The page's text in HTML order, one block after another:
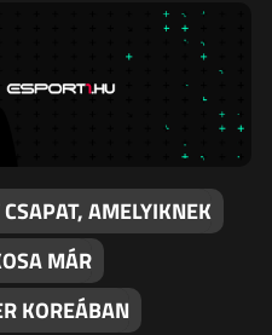
AMELYIKNEK
MÁR
KOREÁBAN